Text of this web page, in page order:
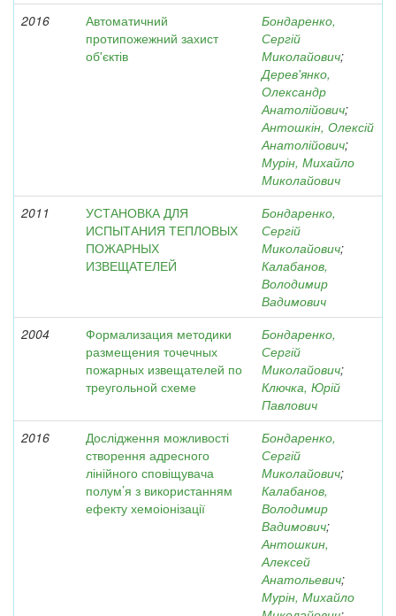
2016
Автоматичний
протипожежний захист
об'єктів
Бондаренко,
Сергій
Миколайович;
Дерев'янко,
Олександр
Анатолійович;
Антошкін, Олексій
Анатолійович;
Мурін, Михайло
Миколайович
2011
УСТАНОВКА ДЛЯ
ИСПЫТАНИЯ ТЕПЛОВЫХ
ПОЖАРНЫХ
ИЗВЕЩАТЕЛЕЙ
Бондаренко,
Сергій
Миколайович;
Калабанов,
Володимир
Вадимович
2004
Формализация методики
размещения точечных
пожарных извещателей по
треугольной схеме
Бондаренко,
Сергій
Миколайович;
Ключка, Юрій
Павлович
2016
Дослідження можливості
створення адресного
лінійного сповіщувача
полум’я з використанням
ефекту хемоіонізації
Бондаренко,
Сергій
Миколайович;
Калабанов,
Володимир
Вадимович;
Антошкин,
Алексей
Анатольевич;
Мурін, Михайло